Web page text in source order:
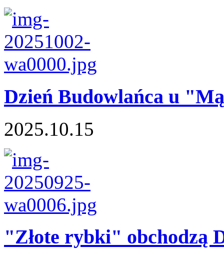
Dzień Budowlańca u
2025.10.15
"Złote rybki" obchodzą